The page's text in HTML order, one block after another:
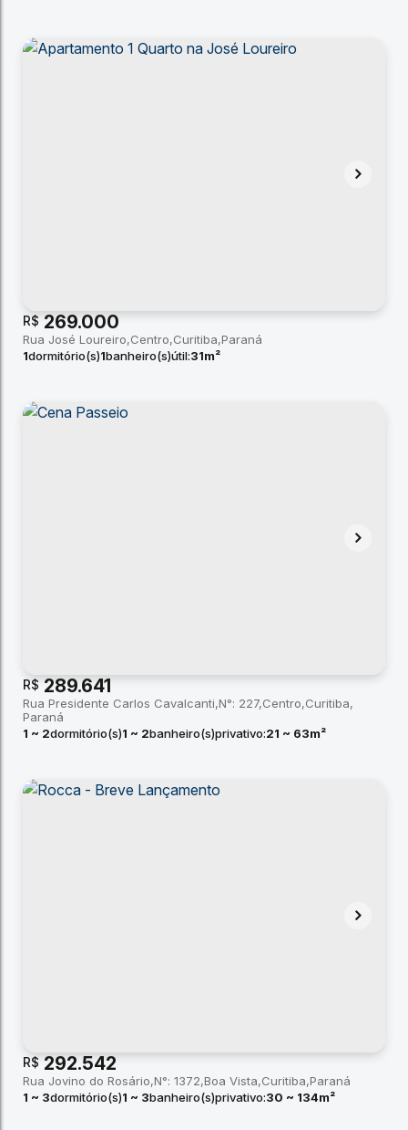
R$ 269.000
Rua José Loureiro Centro Curitiba Paraná
1dormitório(s)1banheiro(s)útil:31m²
R$ 289.641
Rua Presidente Carlos Cavalcanti N°: 227 Centro Curitiba
Paraná
1 ~ 2dormitório(s)1 ~ 2banheiro(s)privativo:21 ~ 63m²
R$ 292.542
Rua Jovino do Rosário N°: 1372 Boa Vista Curitiba Paraná
1 ~ 3dormitório(s)1 ~ 3banheiro(s)privativo:30 ~ 134m²